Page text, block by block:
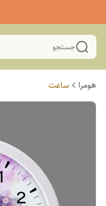
جستجو
هومرا ساعت